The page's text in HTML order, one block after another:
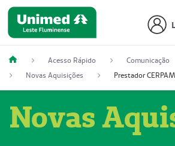
Acesso Rápido
Comunicação
Novas Aquisições
Novas